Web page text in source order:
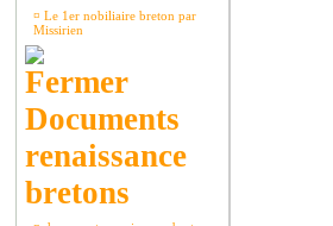
¤ Le 1er nobiliaire breton par
Missirien
Documents
renaissance
bretons